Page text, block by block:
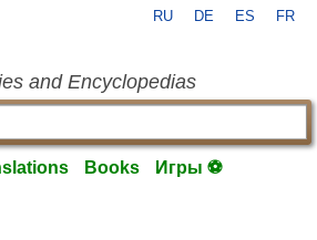
RU DE ES FR
and Encyclopedias
Books Игры ⚽